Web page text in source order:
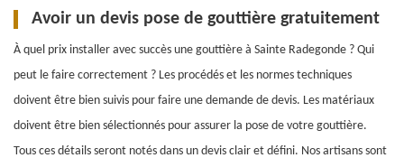
Avoir un devis pose de gouttière gratuitement
À quel prix installer avec succès une gouttière à Sainte Radegonde ? Qui
peut le faire correctement ? Les procédés et les normes techniques
doivent être bien suivis pour faire une demande de devis. Les matériaux
doivent être bien sélectionnés pour assurer la pose de votre gouttière.
Tous ces détails seront notés dans un devis clair et défini. Nos artisans sont